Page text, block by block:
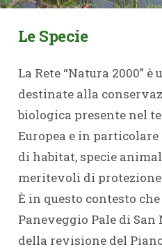
Le Specie
La Rete “Natura 2000”
destinate alla
biologica presente nel
Europea e in
di habitat, specie
meritevoli di
È in questo contesto
Paneveggio Pale di
della revisione del